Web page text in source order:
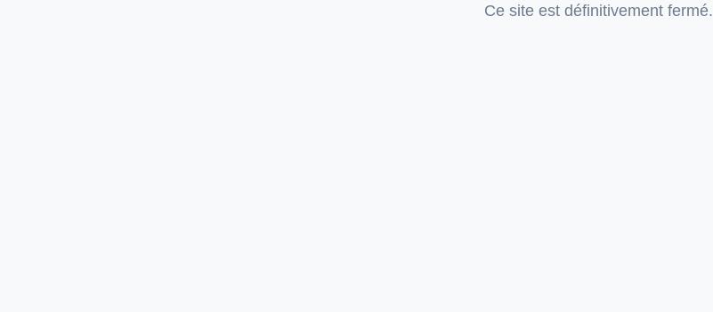
Ce site est définitivement fermé.